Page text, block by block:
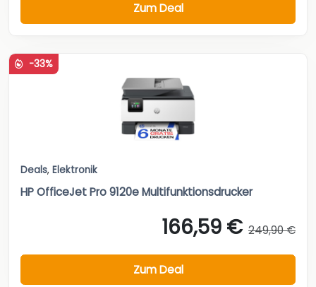
Zum Deal
-33%
Deals, Elektronik
HP OfficeJet Pro 9120e Multifunktionsdrucker
166,59 € 249,90 €
Zum Deal